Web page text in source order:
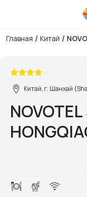
Главная / Китай /
Китай, г. Шанхай